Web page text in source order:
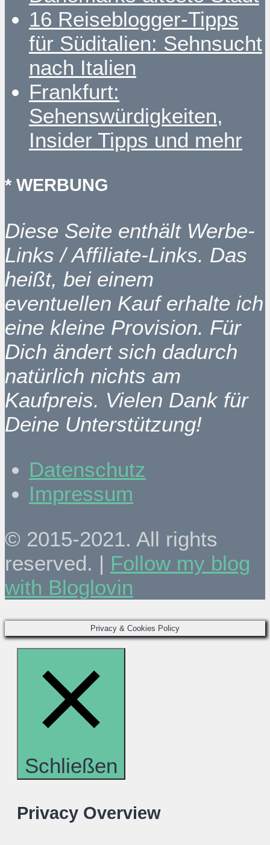
16 Reiseblogger-Tipps
für Süditalien: Sehnsucht
nach Italien
Frankfurt:
Sehenswürdigkeiten,
Insider Tipps und mehr
* WERBUNG
Diese Seite enthält Werbe-
Links / Affiliate-Links. Das
heißt, bei einem
eventuellen Kauf erhalte ich
eine kleine Provision. Für
Dich ändert sich dadurch
natürlich nichts am
Kaufpreis. Vielen Dank für
Deine Unterstützung!
Datenschutz
Impressum
© 2015-2021. All rights
reserved. | Follow my blog
with Bloglovin
Privacy & Cookies Policy
Schließen
Privacy Overview